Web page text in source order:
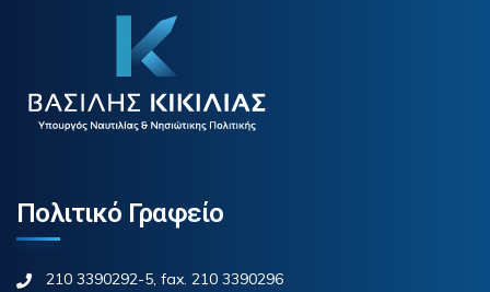
Πολιτικό Γραφείο
210 3390292-5, fax. 210 3390296